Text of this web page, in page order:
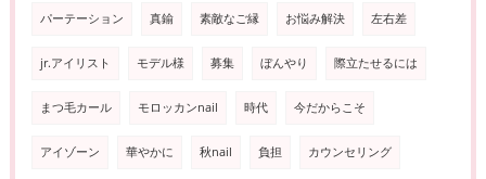
パーテーション 真鍮 素敵なご縁 お悩み解決 左右差
jr.アイリスト モデル様 募集 ぼんやり 際立たせるには
まつ毛カール モロッカンnail 時代 今だからこそ
アイゾーン 華やかに 秋nail 負担 カウンセリング